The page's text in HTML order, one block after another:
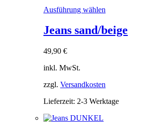
Ausführung wählen
weist
mehrere
auf
der
Produktseite
Jeans sand/beige
49,90 €
inkl. MwSt.
zzgl. Versandkosten
Lieferzeit: 2-3 Werktage